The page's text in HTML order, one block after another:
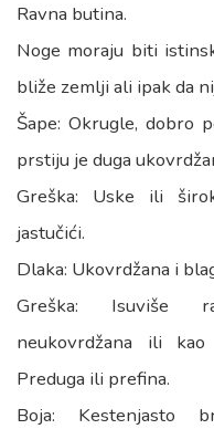
Ravna butina.
Noge moraju biti
bliže zemlji ali ipak da
Šape: Okrugle, dobro
prstiju je duga
Greška: Uske ili
jastučići.
Dlaka: Ukovrdžana i
Greška: Isuviše
neukovrdžana ili
Preduga ili prefina.
Boja: Kestenjasto